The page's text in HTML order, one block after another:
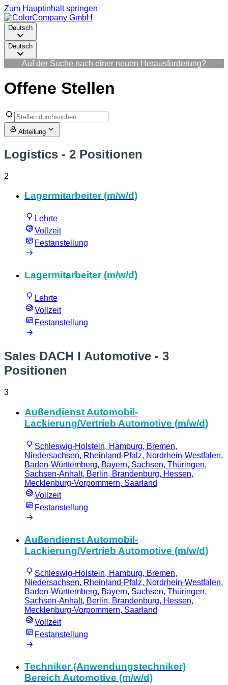
Zum Hauptinhalt springen
Deutsch
Deutsch
Auf der Suche nach einer neuen Herausforderung?
Offene Stellen
Abteilung
Logistics - 2 Positionen
2
Lagermitarbeiter (m/w/d)
Lehrte
Vollzeit
Festanstellung
Lagermitarbeiter (m/w/d)
Lehrte
Vollzeit
Festanstellung
Sales DACH I Automotive - 3
Positionen
3
Außendienst Automobil-
Lackierung/Vertrieb Automotive (m/w/d)
Schleswig-Holstein, Hamburg, Bremen,
Niedersachsen, Rheinland-Pfalz, Nordrhein-Westfalen,
Baden-Württemberg, Bayern, Sachsen, Thüringen,
Sachsen-Anhalt, Berlin, Brandenburg, Hessen,
Mecklenburg-Vorpommern, Saarland
Vollzeit
Festanstellung
Außendienst Automobil-
Lackierung/Vertrieb Automotive (m/w/d)
Schleswig-Holstein, Hamburg, Bremen,
Niedersachsen, Rheinland-Pfalz, Nordrhein-Westfalen,
Baden-Württemberg, Bayern, Sachsen, Thüringen,
Sachsen-Anhalt, Berlin, Brandenburg, Hessen,
Mecklenburg-Vorpommern, Saarland
Vollzeit
Festanstellung
Techniker (Anwendungstechniker)
Bereich Automotive (m/w/d)